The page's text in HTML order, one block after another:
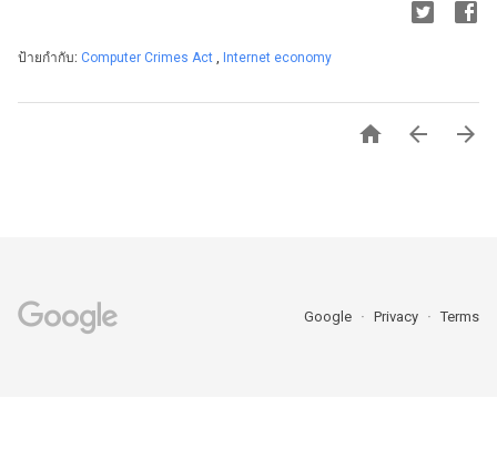
ป้ายกำกับ: Computer Crimes Act , Internet economy
  
Google Privacy Terms